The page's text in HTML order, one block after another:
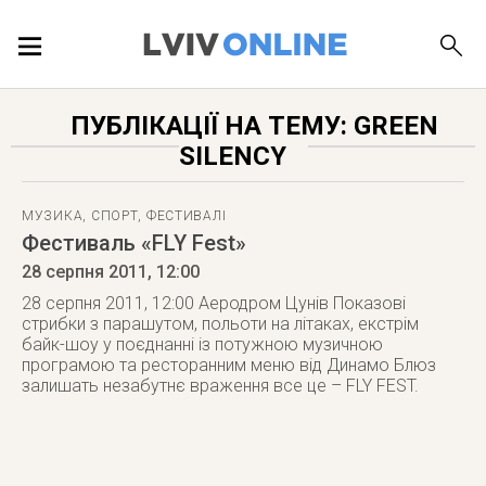
ПУБЛІКАЦІЇ
ДОВІДКА
ПУБЛІКАЦІЇ НА ТЕМУ: GREEN
SILENCY
МУЗИКА, СПОРТ, ФЕСТИВАЛІ
Фестиваль «FLY Fest»
28 серпня 2011 , 12:00
28 серпня 2011, 12:00 Аеродром Цунів Показові
стрибки з парашутом, польоти на літаках, екстрім
байк-шоу у поєднанні із потужною музичною
програмою та ресторанним меню від Динамо Блюз
залишать незабутнє враження все це – FLY FEST.